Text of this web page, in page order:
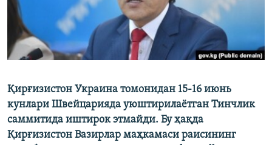
Қирғизистон Украина томонидан 15-16 июнь
кунлари Швейцарияда уюштирилаётган Тинчлик
саммитида иштирок этмайди. Бу ҳақда
Қирғизистон Вазирлар маҳкамаси раисининг